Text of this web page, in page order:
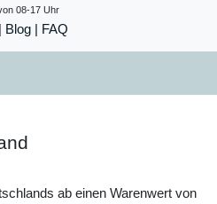
08-17 Uhr
| Blog | FAQ
ab einen Warenwert von